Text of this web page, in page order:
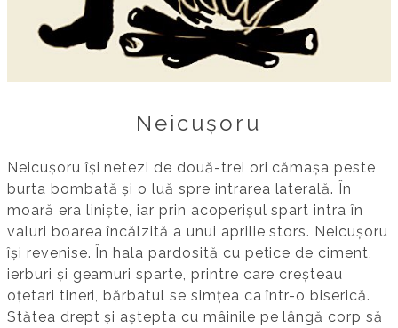
Neicușoru
Neicușoru își netezi de două-trei ori cămașa peste
burta bombată și o luă spre intrarea laterală. În
moară era liniște, iar prin acoperișul spart intra în
valuri boarea încălzită a unui aprilie stors. Neicușoru
își revenise. În hala pardosită cu petice de ciment,
ierburi și geamuri sparte, printre care creșteau
oțetari tineri, bărbatul se simțea ca într-o biserică.
Stătea drept și aștepta cu mâinile pe lângă corp să